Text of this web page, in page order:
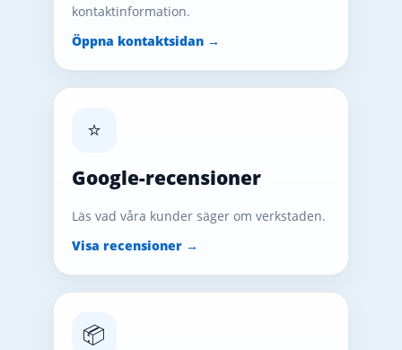
kontaktinformation.
Öppna kontaktsidan →
⭐
Google-recensioner
Läs vad våra kunder säger om verkstaden.
Visa recensioner →
📦